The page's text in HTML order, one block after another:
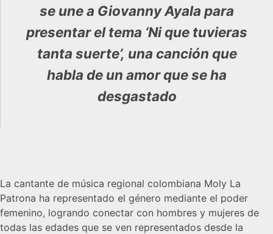
se une a Giovanny Ayala para
presentar el tema ‘Ni que tuvieras
tanta suerte’, una canción que
habla de un amor que se ha
desgastado
La cantante de música regional colombiana Moly La
Patrona ha representado el género mediante el poder
femenino, logrando conectar con hombres y mujeres de
todas las edades que se ven representados desde la